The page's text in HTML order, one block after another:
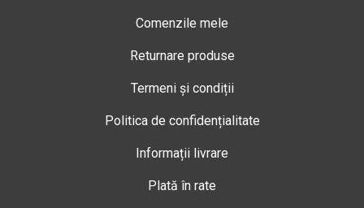
Comenzile mele
Returnare produse
Termeni și condiții
Politica de confidențialitate
Informații livrare
Plată în rate